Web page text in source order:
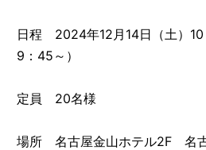
日程 2024年12月14日（土）
9：45～）
定員 20名様
場所 名古屋金山ホテル2F 名